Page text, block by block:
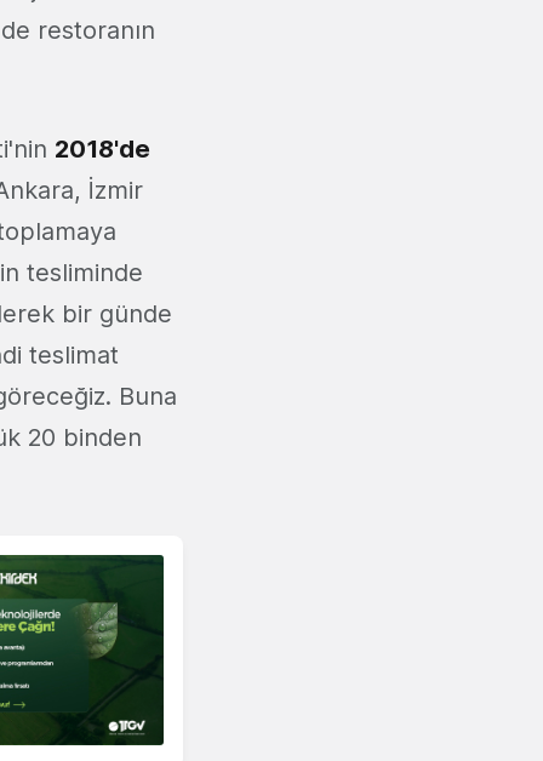
restoranın
2018'de
İzmir
tesliminde
bir günde
teslimat
Buna
20 binden